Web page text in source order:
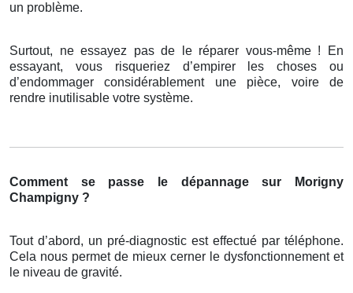
un problème.
Surtout, ne essayez pas de le réparer vous-même ! En
essayant, vous risqueriez d’empirer les choses ou
d’endommager considérablement une pièce, voire de
rendre inutilisable votre système.
Comment se passe le dépannage sur Morigny
Champigny ?
Tout d’abord, un pré-diagnostic est effectué par téléphone.
Cela nous permet de mieux cerner le dysfonctionnement et
le niveau de gravité.